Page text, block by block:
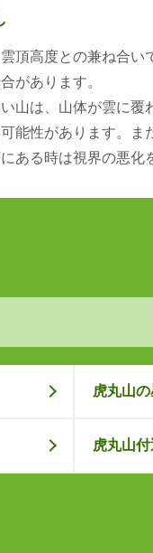
頂高度との兼ね合い
があります。
山は、山体が雲に覆
能性があります。ま
ある時は視界の悪化
虎丸山
虎丸山